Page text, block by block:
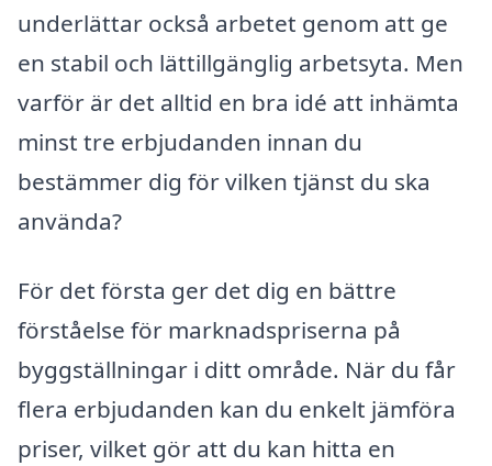
underlättar också arbetet genom att ge
en stabil och lättillgänglig arbetsyta. Men
varför är det alltid en bra idé att inhämta
minst tre erbjudanden innan du
bestämmer dig för vilken tjänst du ska
använda?
För det första ger det dig en bättre
förståelse för marknadspriserna på
byggställningar i ditt område. När du får
flera erbjudanden kan du enkelt jämföra
priser, vilket gör att du kan hitta en